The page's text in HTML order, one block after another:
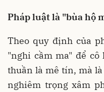
Pháp luật là "bùa hộ
Theo quy định của
"nghi cầm ma" để
thuần là mê tín, mà
nghiêm trọng xâm